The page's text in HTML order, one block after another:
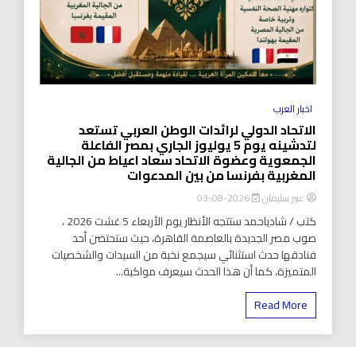
اخبار العرب
الاتحاد الدولي لرائدات الوطن العربي تستعد
لتدشينه يوم 5 يوليوز الجاري بمصر الفاعلة
الجمعوية وعضوة الاتحاد سعاد اعياط من الجالية
المغربية بفرنسا من بين المدعوات
عبير سليمان 2026-08-03
كتب / شادياحمد ستتجه الأنظار يوم الأربعاء 5 غشت 2026 ،
صوب مصر الجديدة بالعاصمة القاهرة، حيث ستحتضن أحد
فنادقها حدث استثنائي سيجمع نخبة من السيدات والشخصيات
المتميزة، كما أن هذا الحدث سيعرف مواكبة...
Read More